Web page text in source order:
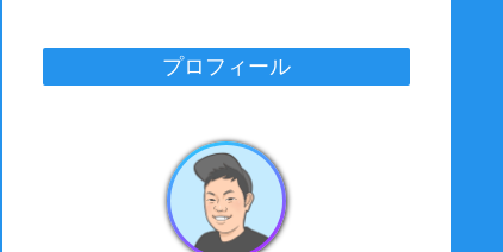
プロフィール